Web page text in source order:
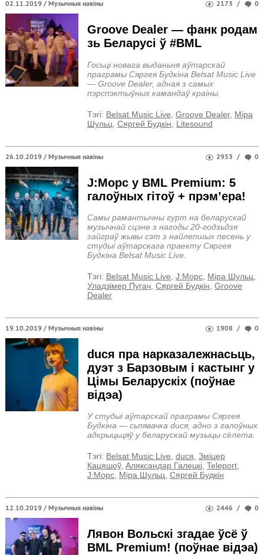
2173 / 0
02.11.2019 /Музычныя навіны
Groove Dealer — фанк родам
зь Беларусі ў #BML
Госьці новага выданьня аўтарскай
праграмы Сяргея Будкіна Belsat Music Live
— Groove Dealer, адная з самых
пэрспэктыўных камандаў краіны.
Тэгi: Belsat Music Live Groove Dealer, Міра
Шульц Сяргей Будкін Litesound
2953 / 0
26.10.2019 /Музычныя навіны
J:Морс у BML Premium: 5
галоўных гітоў + прэм’ера!
Cамы рамантычны гурт на беларускай
музычнай сцэне з нагоды 20-годзьдзя
зайграў жывы сэт з найлепшых песень у
студыі аўтарскага праекту Сяргея
Будкіна Belsat Music Live.
Тэгi: Belsat Music Live J:Морс, Міра Шульц
Уладзімер Пугач, Сяргей Будкін Groove
Dealer
1908 / 0
19.10.2019 /Музычныя навіны
duся пра нарказалежнасьць,
дуэт з Барзовым і кастынг у
Цімы Беларускіх (поўнае
відэа)
У студыі аўтарскай праграмы Сяргея
Будкіна — сьпявачка duся, адно з галоўных
адкрыцьцяў у беларускай музыцы сёлета.
Тэгi: Belsat Music Live, duся, Зміцер
Кацяшоў, Аляксандар Галецкі, Teleport,
J:Морс, Міра Шульц, Сяргей Будкін
2446 / 0
12.10.2019 /Музычныя навіны
Лявон Вольскі згадае ўсё ў
BML Premium! (поўнае відэа)